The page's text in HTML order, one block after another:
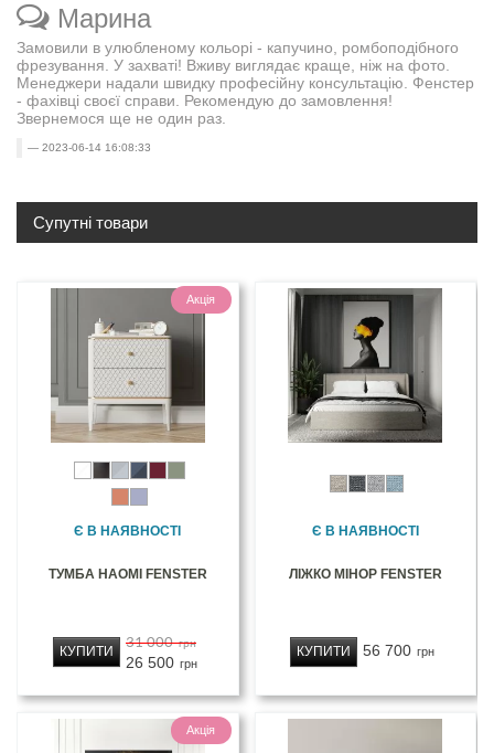
Марина
Замовили в улюбленому кольорі - капучино, ромбоподібного
фрезування. У захваті! Вживу виглядає краще, ніж на фото.
Менеджери надали швидку професійну консультацію. Фенстер
- фахівці своєї справи. Рекомендую до замовлення!
Звернемося ще не один раз.
2023-06-14 16:08:33
Супутні товари
Акція
Є В НАЯВНОСТІ
ТУМБА НАОМІ FENSTER
31 000 грн
26 500 грн
КУПИТИ
Є В НАЯВНОСТІ
ЛІЖКО МІНОР FENSTER
56 700 грн
КУПИТИ
Акція